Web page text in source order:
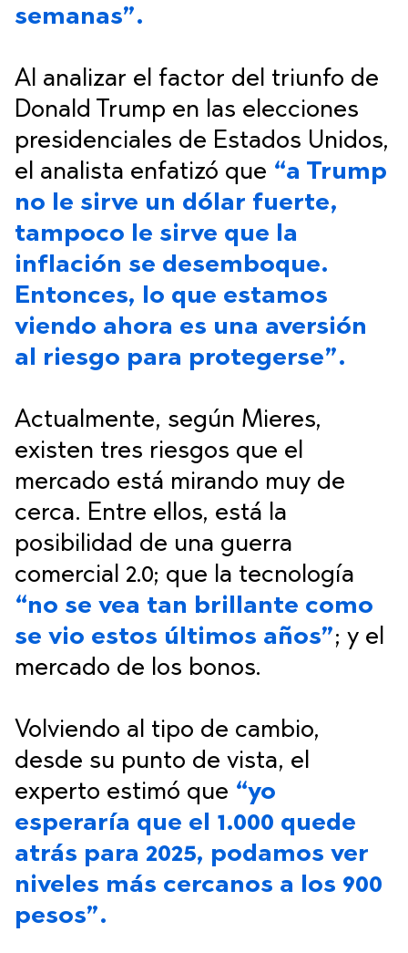
semanas”.
Al analizar el factor del triunfo de
Donald Trump en las elecciones
presidenciales de Estados Unidos,
el analista enfatizó que “a Trump
no le sirve un dólar fuerte,
tampoco le sirve que la
inflación se desemboque.
Entonces, lo que estamos
viendo ahora es una aversión
al riesgo para protegerse”.
Actualmente, según Mieres,
existen tres riesgos que el
mercado está mirando muy de
cerca. Entre ellos, está la
posibilidad de una guerra
comercial 2.0; que la tecnología
“no se vea tan brillante como
se vio estos últimos años”; y el
mercado de los bonos.
Volviendo al tipo de cambio,
desde su punto de vista, el
experto estimó que “yo
esperaría que el 1.000 quede
atrás para 2025, podamos ver
niveles más cercanos a los 900
pesos”.